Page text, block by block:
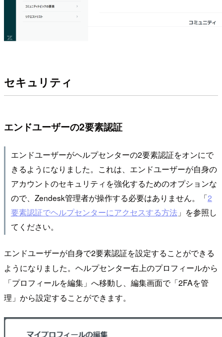
セキュリティ
エンドユーザーの2要素認証
エンドユーザーがヘルプセンターの2要素認証をオンにで
きるようになりました。これは、エンドユーザーが自身の
アカウントのセキュリティを強化するためのオプションな
ので、Zendesk管理者が操作する必要はありません。「2
要素認証でヘルプセンターにアクセスする方法」を参照し
てください。
エンドユーザーが自身で2要素認証を設定することができる
ようになりました。ヘルプセンター右上のプロフィールから
「プロフィールを編集」へ移動し、編集画面で「2FAを管
理」から設定することができます。